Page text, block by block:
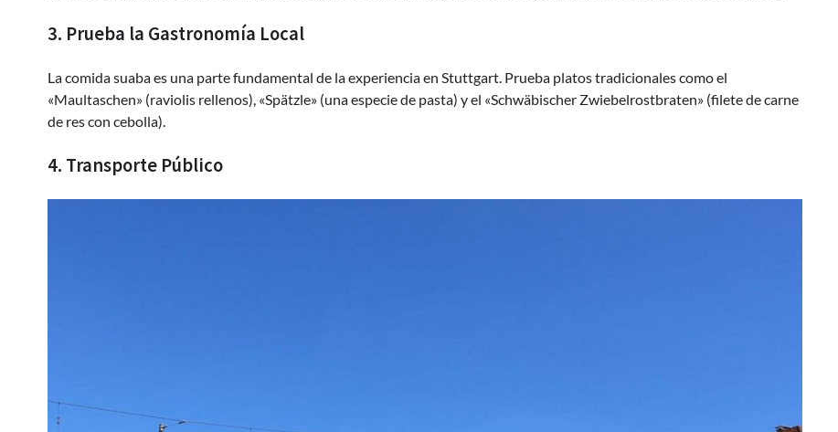
3. Prueba la Gastronomía Local
La comida suaba es una parte fundamental de la experiencia en Stuttgart. Prueba platos tradicionales como el
«Maultaschen» (raviolis rellenos), «Spätzle» (una especie de pasta) y el «Schwäbischer Zwiebelrostbraten» (filete de carne
de res con cebolla).
4. Transporte Público